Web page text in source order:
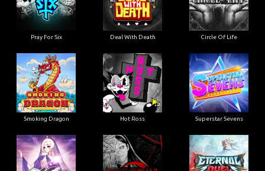
Pray For Six Deal With Death Circle Of Life
Smoking Dragon Hot Ross Superstar Sevens